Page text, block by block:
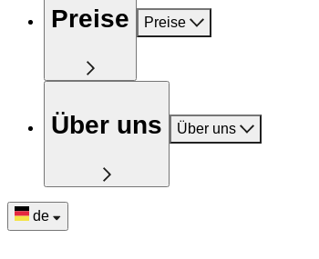
Preise Preise
Über uns Über uns
de